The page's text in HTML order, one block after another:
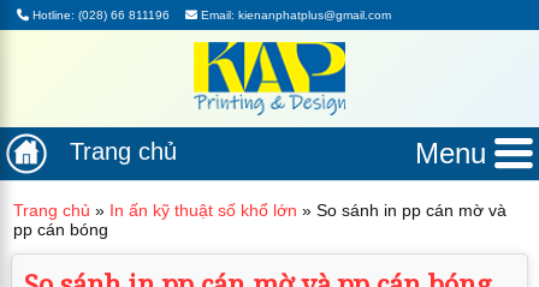
Hotline: (028) 66 811196 Email: kienanphatplus@gmail.com
Trang chủ Menu
Trang chủ » In ấn kỹ thuật số khổ lớn » So sánh in pp cán mờ và
pp cán bóng